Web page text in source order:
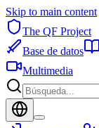
Skip to main content
The QF Project
Base de datos
Multimedia